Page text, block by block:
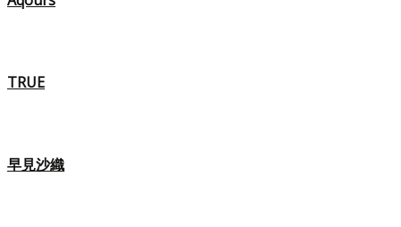
TRUE
早見沙織